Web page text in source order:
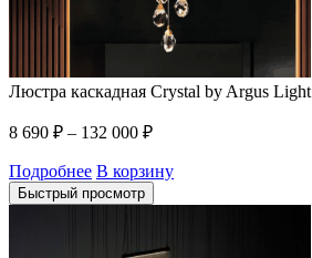
Люстра каскадная Crystal by Argus Light
8 690 ₽ – 132 000 ₽
Подробнее В корзину
Быстрый просмотр